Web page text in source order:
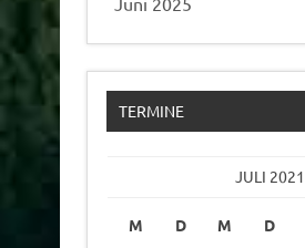
TERMINE
JULI 2021
M D M D